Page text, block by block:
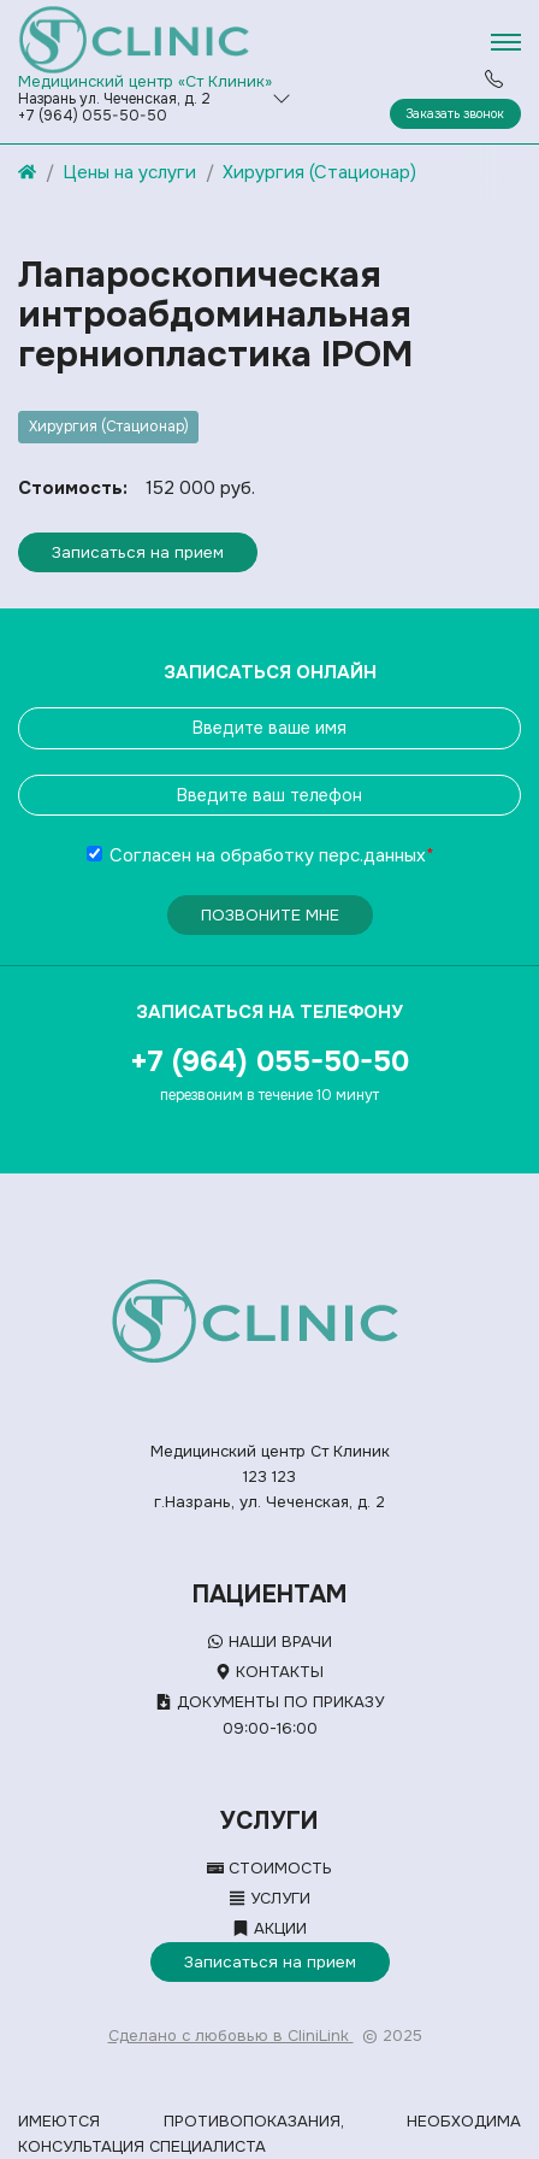
Медицинский центр «Ст Клиник»
Назрань ул. Чеченская, д. 2
+7 (964) 055-50-50
Заказать звонок
Цены на услуги Хирургия (Стационар)
Лапароскопическая
интроабдоминальная
герниопластика IPOM
Хирургия (Стационар)
Стоимость: 152 000 руб.
Записаться на прием
ЗАПИСАТЬСЯ ОНЛАЙН
Согласен на обработку перс.данных*
ПОЗВОНИТЕ МНЕ
ЗАПИСАТЬСЯ НА ТЕЛЕФОНУ
+7 (964) 055-50-50
перезвоним в течение 10 минут
Медицинский центр Ст Клиник
123 123
г.Назрань, ул. Чеченская, д. 2
ПАЦИЕНТАМ
НАШИ ВРАЧИ
КОНТАКТЫ
ДОКУМЕНТЫ ПО ПРИКАЗУ
09:00-16:00
УСЛУГИ
СТОИМОСТЬ
УСЛУГИ
АКЦИИ
Записаться на прием
Сделано с любовью в CliniLink © 2025
ИМЕЮТСЯ ПРОТИВОПОКАЗАНИЯ, НЕОБХОДИМА
КОНСУЛЬТАЦИЯ СПЕЦИАЛИСТА